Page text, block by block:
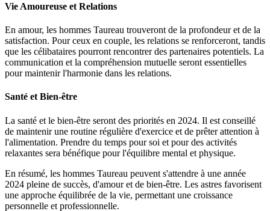
Vie Amoureuse et Relations
En amour, les hommes Taureau trouveront de la profondeur et de la
satisfaction. Pour ceux en couple, les relations se renforceront, tandis
que les célibataires pourront rencontrer des partenaires potentiels. La
communication et la compréhension mutuelle seront essentielles
pour maintenir l'harmonie dans les relations.
Santé et Bien-être
La santé et le bien-être seront des priorités en 2024. Il est conseillé
de maintenir une routine régulière d'exercice et de prêter attention à
l'alimentation. Prendre du temps pour soi et pour des activités
relaxantes sera bénéfique pour l'équilibre mental et physique.
En résumé, les hommes Taureau peuvent s'attendre à une année
2024 pleine de succès, d'amour et de bien-être. Les astres favorisent
une approche équilibrée de la vie, permettant une croissance
personnelle et professionnelle.